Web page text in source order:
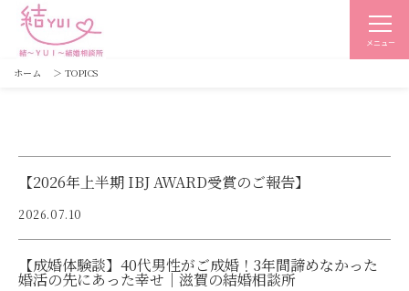
メニュー
ホーム ＞ TOPICS
【2026年上半期 IBJ AWARD受賞のご報告】
2026.07.10
【成婚体験談】40代男性がご成婚！3年間諦めなかった
婚活の先にあった幸せ｜滋賀の結婚相談所